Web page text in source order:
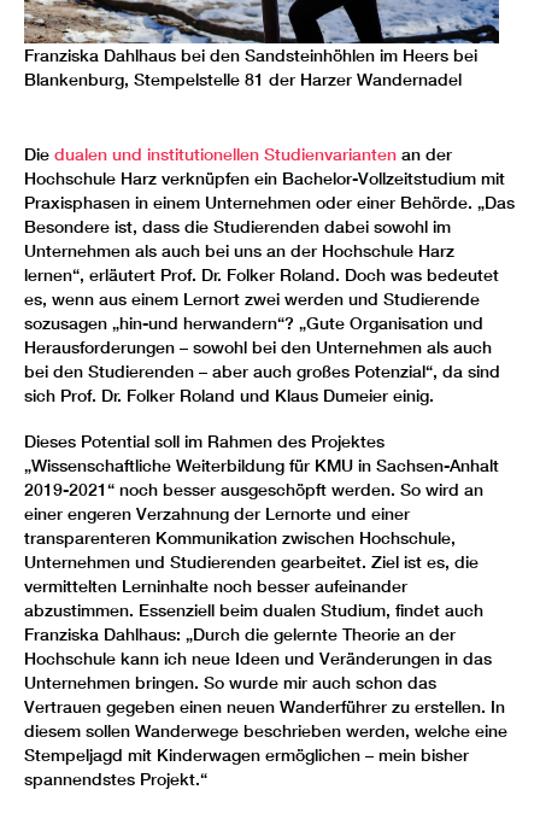
Franziska Dahlhaus bei den Sandsteinhöhlen im Heers bei
Blankenburg, Stempelstelle 81 der Harzer Wandernadel
Die dualen und institutionellen Studienvarianten an der
Hochschule Harz verknüpfen ein Bachelor-Vollzeitstudium mit
Praxisphasen in einem Unternehmen oder einer Behörde. „Das
Besondere ist, dass die Studierenden dabei sowohl im
Unternehmen als auch bei uns an der Hochschule Harz
lernen“, erläutert Prof. Dr. Folker Roland. Doch was bedeutet
es, wenn aus einem Lernort zwei werden und Studierende
sozusagen „hin-und herwandern“? „Gute Organisation und
Herausforderungen – sowohl bei den Unternehmen als auch
bei den Studierenden – aber auch großes Potenzial“, da sind
sich Prof. Dr. Folker Roland und Klaus Dumeier einig.
Dieses Potential soll im Rahmen des Projektes
„Wissenschaftliche Weiterbildung für KMU in Sachsen-Anhalt
2019-2021“ noch besser ausgeschöpft werden. So wird an
einer engeren Verzahnung der Lernorte und einer
transparenteren Kommunikation zwischen Hochschule,
Unternehmen und Studierenden gearbeitet. Ziel ist es, die
vermittelten Lerninhalte noch besser aufeinander
abzustimmen. Essenziell beim dualen Studium, findet auch
Franziska Dahlhaus: „Durch die gelernte Theorie an der
Hochschule kann ich neue Ideen und Veränderungen in das
Unternehmen bringen. So wurde mir auch schon das
Vertrauen gegeben einen neuen Wanderführer zu erstellen. In
diesem sollen Wanderwege beschrieben werden, welche eine
Stempeljagd mit Kinderwagen ermöglichen – mein bisher
spannendstes Projekt.“